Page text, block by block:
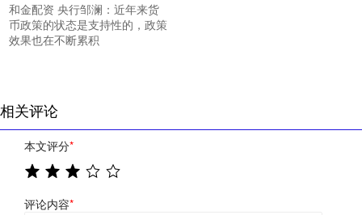
和金配资 央行邹澜：近年来货
币政策的状态是支持性的，政策
效果也在不断累积
相关评论
本文评分*
评论内容*